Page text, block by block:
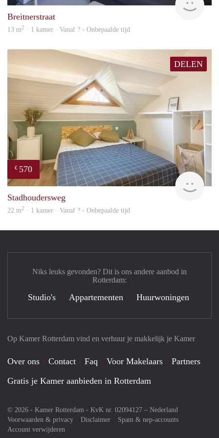
Breitnerstraat
13 m2 · 1 kamer · Vanaf ? - Onbepaalde tijd
DELEN
€ 570
Stadhoudersweg
22 m2 · 1 kamer · Vanaf ? - Onbepaalde tijd
Op Kamer Rotterdam vind en verhuur je makkelijk je Kamer
Over ons Contact Faq Voor Makelaars
Partners
Gratis je Kamer aanbieden in Rotterdam
© 2026 - Kamer Rotterdam - KvK nr. 02094127 – Nederland
Voorwaarden & privacy
Disclaimer
Spam & nep-accounts
Account verwijderen
Niks leuks gevonden? Dit is ons andere aanbod in
Rotterdam:
Studio's Appartementen Huurwoningen